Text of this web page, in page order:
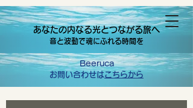
あなたの内なる光とつながる旅へ
音と波動で魂にふれる時間を
Beeruca
お問い合わせはこちらから